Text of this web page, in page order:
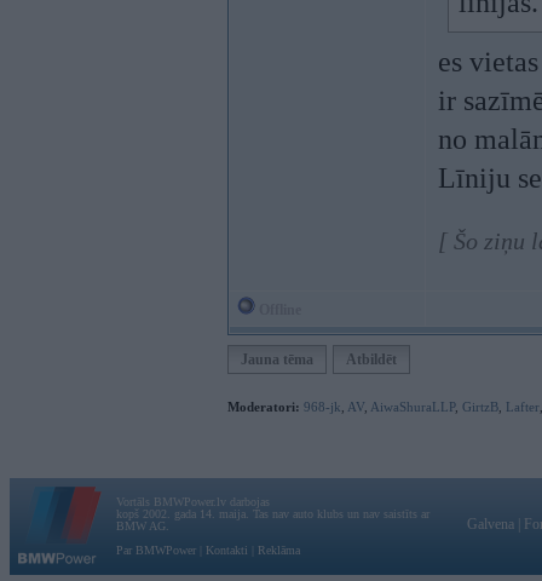
es
ir
no
Līniju
[ Šo ziņu
Jauna tēma Atbildēt
Moderatori: 968-jk AV AiwaShuraLLP, GirtzB Lafter
Vortāls BMWPower.lv darbojas
kopš 2002. gada 14. maija. Tas nav auto klubs un nav saistīts ar
BMW AG.
Par BMWPower
Kontakti Reklāma
Galvena